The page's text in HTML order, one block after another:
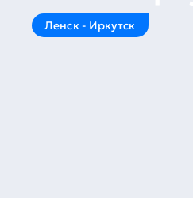
Ленск - Иркутск